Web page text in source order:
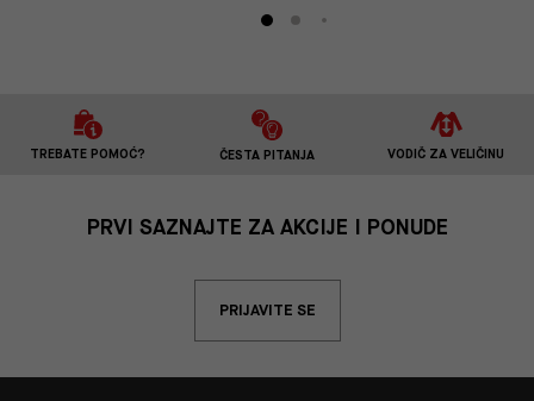
TREBATE POMOĆ? ČESTA PITANJA VODIČ ZA VELIČINU
PRVI SAZNAJTE ZA AKCIJE I PONUDE
PRIJAVITE SE